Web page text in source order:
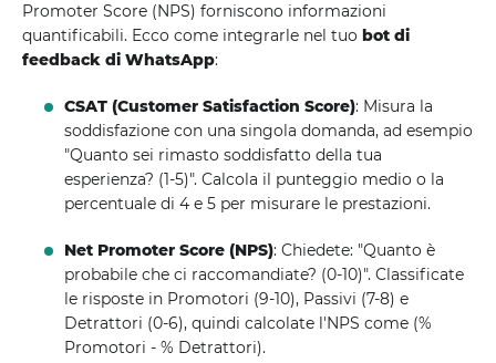
Promoter Score (NPS) forniscono informazioni
quantificabili. Ecco come integrarle nel tuo bot di
feedback di WhatsApp:
CSAT (Customer Satisfaction Score): Misura la
soddisfazione con una singola domanda, ad esempio
"Quanto sei rimasto soddisfatto della tua
esperienza? (1-5)". Calcola il punteggio medio o la
percentuale di 4 e 5 per misurare le prestazioni.
Net Promoter Score (NPS): Chiedete: "Quanto è
probabile che ci raccomandiate? (0-10)". Classificate
le risposte in Promotori (9-10), Passivi (7-8) e
Detrattori (0-6), quindi calcolate l'NPS come (%
Promotori - % Detrattori).